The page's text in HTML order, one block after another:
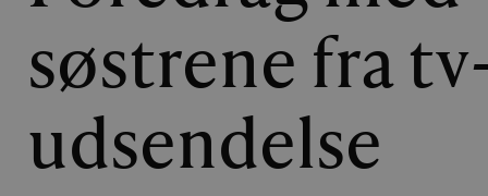
søstrene fra
udsendelse